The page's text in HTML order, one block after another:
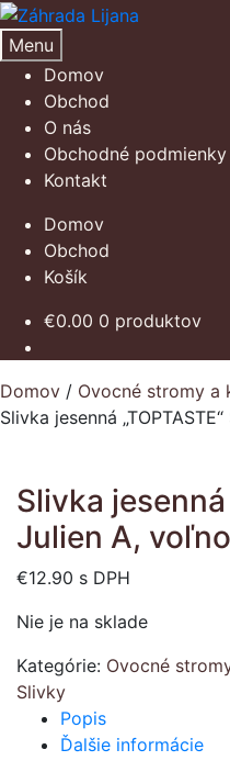
Preskočiť
na
navigáciu
Preskočiť
na
obsah
Menu
Domov
Obchod
O nás
Obchodné podmienky
Kontakt
Domov
Obchod
Košík
€0.00 0 produktov
Domov / Ovocné stromy a
Slivka jesenná
Slivka jesenná
Julien A,
€12.90 s DPH
Nie je na sklade
Kategórie: Ovocné
Slivky
Popis
Ďalšie informácie